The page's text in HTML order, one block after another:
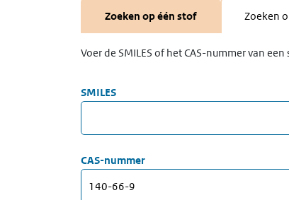
Zoeken op één stof Zoeken
Voer de SMILES of het CAS-nummer van
SMILES
CAS-nummer